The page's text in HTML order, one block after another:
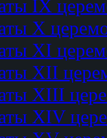
IX
Х
XI
XII
XIII
XIV